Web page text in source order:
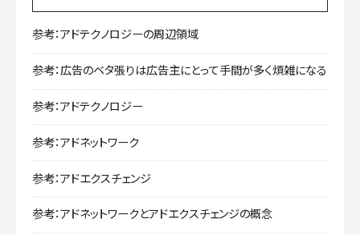
参考：アドテクノロジーの周辺領域
参考：広告のベタ張りは広告主にとって手間が多く煩雑になる
参考：アドテクノロジー
参考：アドネットワーク
参考：アドエクスチェンジ
参考：アドネットワークとアドエクスチェンジの概念